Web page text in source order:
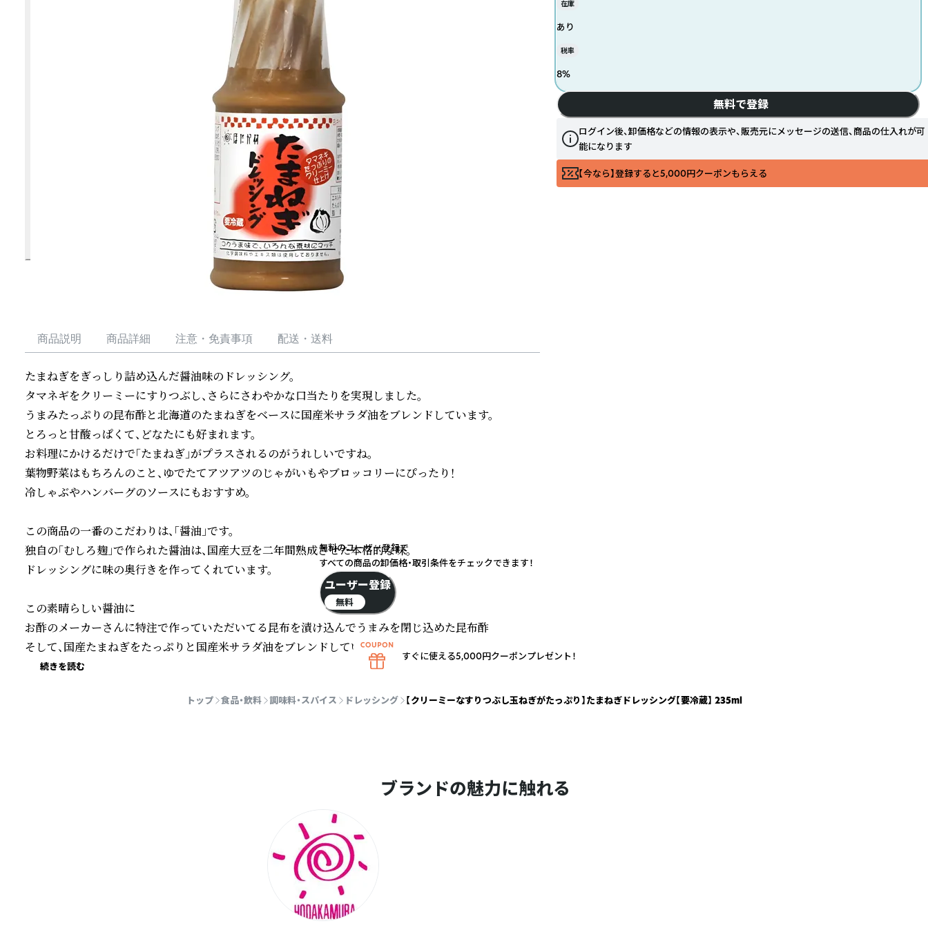
商品説明 商品詳細 注意・免責事項 配送・送料
たまねぎをぎっしり詰め込んだ醤油味のドレッシング。
タマネギをクリーミーにすりつぶし、さらにさわやかな口当たりを実現しました。
うまみたっぷりの昆布酢と北海道のたまねぎをベースに国産米サラダ油をブレンドしています。
とろっと甘酸っぱくて、どなたにも好まれます。
お料理にかけるだけで「たまねぎ」がプラスされるのがうれしいですね。
葉物野菜はもちろんのこと、ゆでたてアツアツのじゃがいもやブロッコリーにぴったり！
冷しゃぶやハンバーグのソースにもおすすめ。
この商品の一番のこだわりは、「醤油」です。
独自の「むしろ麹」で作られた醤油は、国産大豆を二年間熟成させた本格的な味。
ドレッシングに味の奥行きを作ってくれています。
この素晴らしい醤油に
お酢のメーカーさんに特注で作っていただいてる昆布を漬け込んでうまみを閉じ込めた昆布酢
そして、国産たまねぎをたっぷりと国産米サラダ油をブレンドしています。
続きを読む
在庫
あり
税率
8%
無料で登録
ログイン後、卸価格などの情報の表示や、販売元にメッセージの送信、商品の仕入れが可
能になります
【今なら】登録すると5,000円クーポンもらえる
トップ 食品・飲料 調味料・スパイス ドレッシング 【クリーミーなすりつぶし玉ねぎがたっぷり】たまねぎドレッシング【要冷蔵】 235ml
ブランドの魅力に触れる
無料のユーザー登録で
すべての商品の卸価格・取引条件をチェックできます！
ユーザー登録
無料
すぐに使える5,000円クーポンプレゼント！